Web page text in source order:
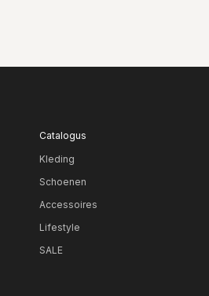
Catalogus
Kleding
Schoenen
Accessoires
Lifestyle
SALE